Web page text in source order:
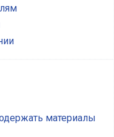
материалы